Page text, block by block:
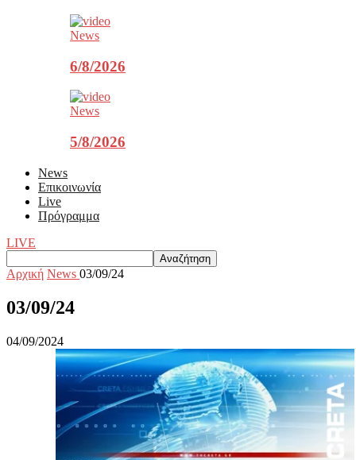
News
6/8/2026
News
5/8/2026
News
Επικοινωνία
Live
Πρόγραμμα
LIVE
Αρχική News 03/09/24
03/09/24
04/09/2024